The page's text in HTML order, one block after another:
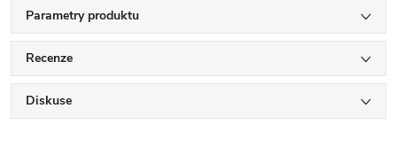
Parametry produktu
Recenze
Diskuse